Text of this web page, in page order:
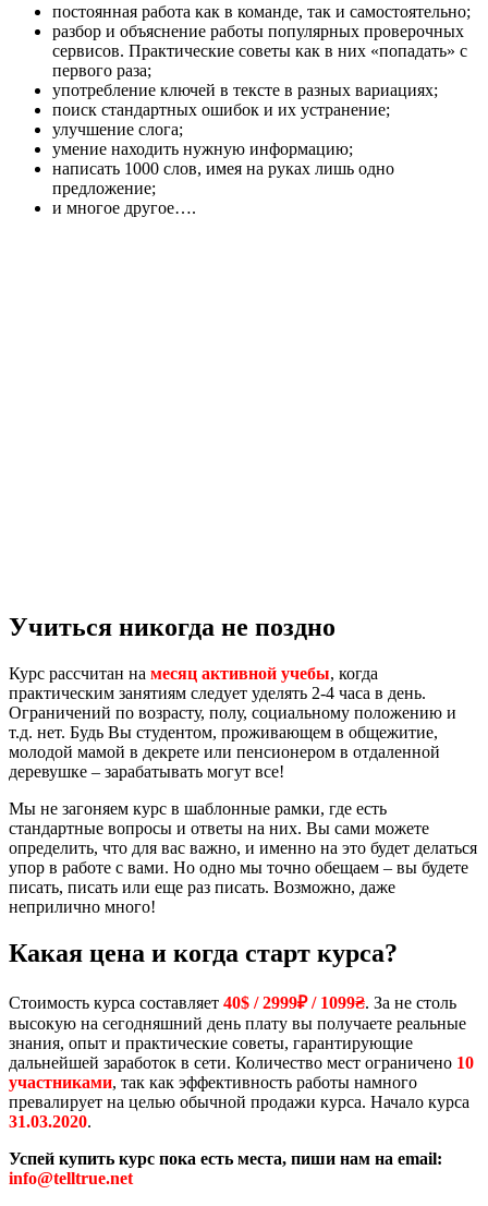
постоянная работа как в команде, так и самостоятельно;
разбор и объяснение работы популярных проверочных
сервисов. Практические советы как в них «попадать» с
первого раза;
употребление ключей в тексте в разных вариациях;
поиск стандартных ошибок и их устранение;
улучшение слога;
умение находить нужную информацию;
написать 1000 слов, имея на руках лишь одно
предложение;
и многое другое….
Учиться никогда не поздно
Курс рассчитан на месяц активной учебы, когда
практическим занятиям следует уделять 2-4 часа в день.
Ограничений по возрасту, полу, социальному положению и
т.д. нет. Будь Вы студентом, проживающем в общежитие,
молодой мамой в декрете или пенсионером в отдаленной
деревушке – зарабатывать могут все!
Мы не загоняем курс в шаблонные рамки, где есть
стандартные вопросы и ответы на них. Вы сами можете
определить, что для вас важно, и именно на это будет делаться
упор в работе с вами. Но одно мы точно обещаем – вы будете
писать, писать или еще раз писать. Возможно, даже
неприлично много!
Какая цена и когда старт курса?
Стоимость курса составляет 40$ / 2999₽ / 1099₴. За не столь
высокую на сегодняшний день плату вы получаете реальные
знания, опыт и практические советы, гарантирующие
дальнейшей заработок в сети. Количество мест ограничено 10
участниками, так как эффективность работы намного
превалирует на целью обычной продажи курса. Начало курса
31.03.2020.
Успей купить курс пока есть места, пиши нам на email:
info@telltrue.net